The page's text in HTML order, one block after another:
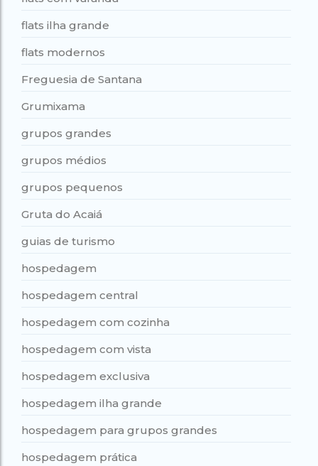
flats ilha grande
flats modernos
Freguesia de Santana
Grumixama
grupos grandes
grupos médios
grupos pequenos
Gruta do Acaiá
guias de turismo
hospedagem
hospedagem central
hospedagem com cozinha
hospedagem com vista
hospedagem exclusiva
hospedagem ilha grande
hospedagem para grupos grandes
hospedagem prática